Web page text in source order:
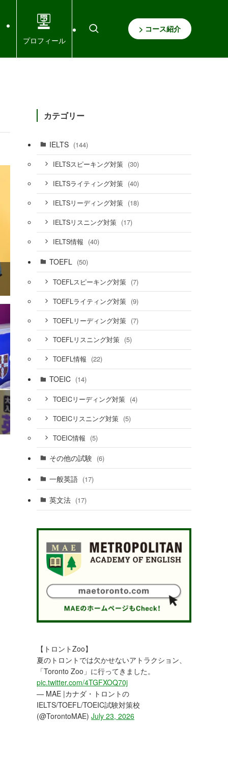
プロフィール
> コース紹介
カテゴリー
IELTS (144)
IELTSスピーキング対策 (30)
IELTSライティング対策 (40)
IELTSリーディング対策 (18)
IELTSリスニング対策 (17)
IELTS情報 (40)
TOEFL (50)
TOEFLスピーキング対策 (7)
TOEFLライティング対策 (9)
TOEFLリーディング対策 (7)
TOEFLリスニング対策 (5)
TOEFL情報 (22)
TOEIC (14)
TOEICリーディング対策 (4)
TOEICリスニング対策 (5)
TOEIC情報 (5)
その他の試験 (6)
一般英語 (17)
英文法 (17)
【トロントZoo】
夏のトロントでは欠かせないアトラクション、
「Toronto Zoo」に行ってきました。
pic.twitter.com/4TGFXOQ70j
— MAE |カナダ・トロントの
IELTS/TOEFL/TOEIC試験対策校
(@TorontoMAE) July 23, 2026